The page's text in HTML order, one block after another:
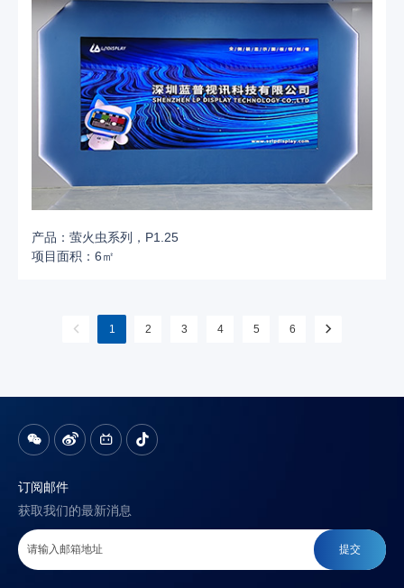
产品：萤火虫系列，P1.25
项目面积：6㎡
1 2 3 4 5 6
订阅邮件
获取我们的最新消息
提交